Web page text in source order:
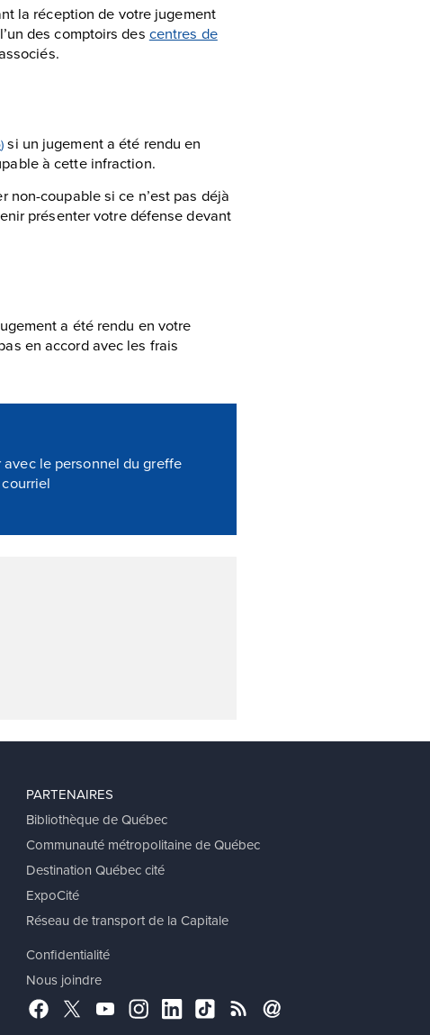
la réception de votre jugement
des comptoirs des centres de
) si un jugement a été rendu en
à cette infraction.
coupable si ce n’est pas déjà
présenter votre défense devant
a été rendu en votre
en accord avec les frais
le personnel du greffe
PARTENAIRES
Bibliothèque de Québec
Communauté métropolitaine de Québec
Destination Québec cité
ExpoCité
Réseau de transport de la Capitale
Confidentialité
Nous joindre
FacebookTwitterYouTubeInstagramLinkedInTikTokRSS Abonnement